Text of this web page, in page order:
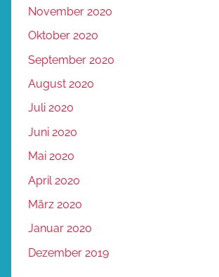
November 2020
Oktober 2020
September 2020
August 2020
Juli 2020
Juni 2020
Mai 2020
April 2020
März 2020
Januar 2020
Dezember 2019